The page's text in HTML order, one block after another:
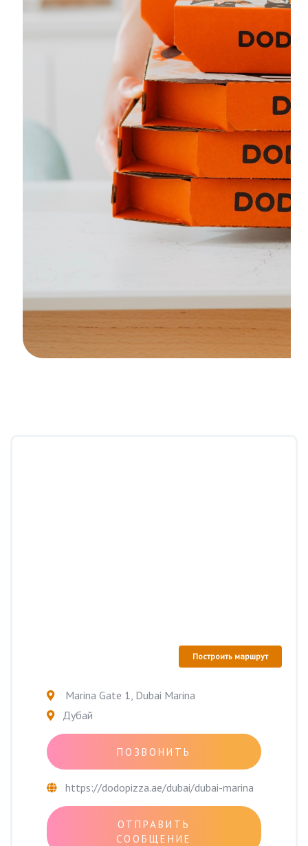
Построить маршрут
Marina Gate 1, Dubai Marina
Дубай
ПОЗВОНИТЬ
https://dodopizza.ae/dubai/dubai-marina
ОТПРАВИТЬ
СООБЩЕНИЕ